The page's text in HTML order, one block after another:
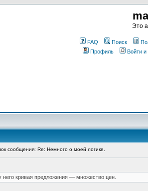
Это
FAQ Поиск
Профиль
Войти
сообщения: Re: Немного о моей логике.
него кривая предложения — множество цен.